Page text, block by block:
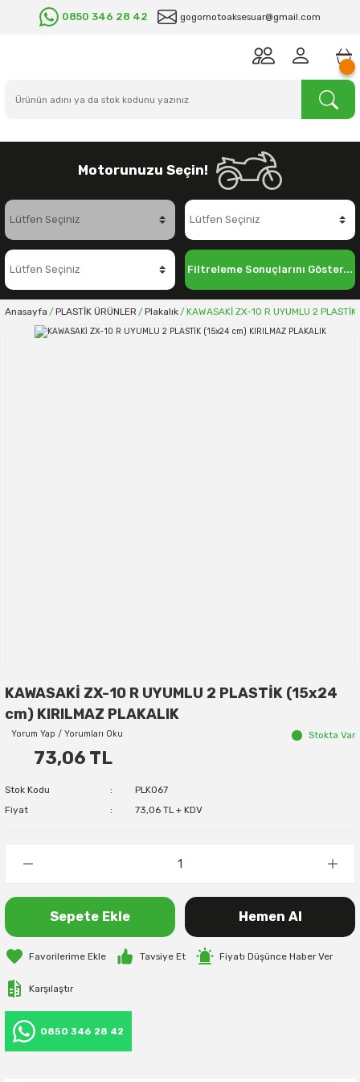
0850 346 28 42 gogomotoaksesuar@gmail.com
Motorunuzu Seçin!
Filtreleme Sonuçlarını Göster...
Anasayfa PLASTİK ÜRÜNLER Plakalık KAWASAKİ ZX-10 R UYUMLU 2
KAWASAKİ ZX-10 R UYUMLU 2 PLASTİK (15x24
cm) KIRILMAZ PLAKALIK
Yorum Yap / Yorumları Oku Stokta Var
73,06 TL
Stok Kodu
PLK067
Fiyat
73,06 TL + KDV
Sepete Ekle Hemen Al
Tavsiye Et Fiyatı Düşünce Haber Ver
Karşılaştır
0850 346 28 42